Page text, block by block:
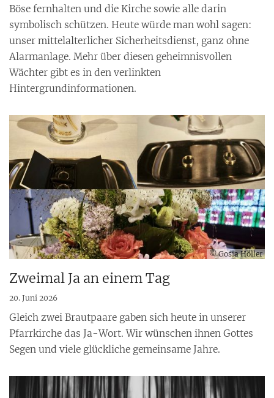
Böse fernhalten und die Kirche sowie alle darin
symbolisch schützen. Heute würde man wohl sagen:
unser mittelalterlicher Sicherheitsdienst, ganz ohne
Alarmanlage. Mehr über diesen geheimnisvollen
Wächter gibt es in den verlinkten
Hintergrundinformationen.
© Gosia Höller
Zweimal Ja an einem Tag
20. Juni 2026
Gleich zwei Brautpaare gaben sich heute in unserer
Pfarrkirche das Ja-Wort. Wir wünschen ihnen Gottes
Segen und viele glückliche gemeinsame Jahre.